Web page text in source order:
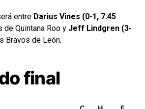
entre Darius Vines (0-1, 7.45
de Quintana Roo y Jeff Lindgren (3-
Bravos de León.
final